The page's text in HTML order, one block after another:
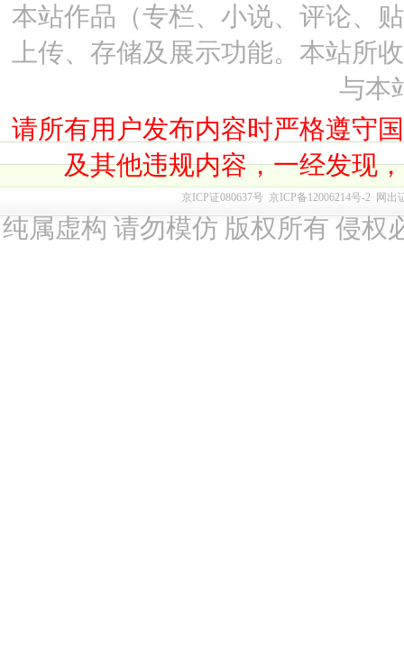
本站作品（专栏、小说、评论、
上传、存储及展示功能。本站所
与本
请所有用户发布内容时严格遵守
及其他违规内容，一经发现
京ICP证080637号 京ICP备12006214号-2 网出
纯属虚构 请勿模仿 版权所有 侵权